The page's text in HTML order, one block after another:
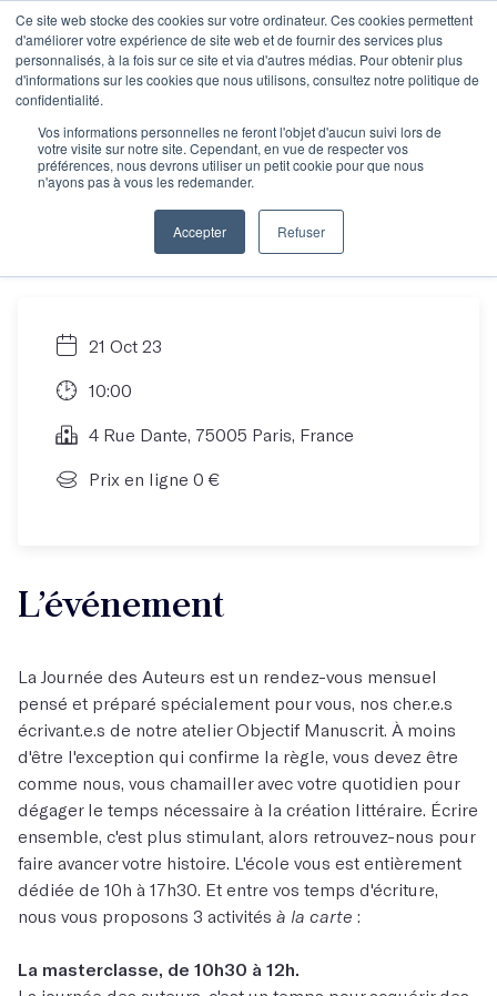
Ce site web stocke des cookies sur votre ordinateur. Ces cookies permettent
d'améliorer votre expérience de site web et de fournir des services plus
personnalisés, à la fois sur ce site et via d'autres médias. Pour obtenir plus
d'informations sur les cookies que nous utilisons, consultez notre politique de
confidentialité.
Vos informations personnelles ne feront l'objet d'aucun suivi lors de
votre visite sur notre site. Cependant, en vue de respecter vos
préférences, nous devrons utiliser un petit cookie pour que nous
n'ayons pas à vous les redemander.
Accepter Refuser
La journée des
auteurs d'Objectif
Manuscrit
21 Oct 23
10:00
4 Rue Dante, 75005 Paris, France
Prix en ligne 0 €
L’événement
La Journée des Auteurs est un rendez-vous mensuel
pensé et préparé spécialement pour vous, nos cher.e.s
écrivant.e.s de notre atelier Objectif Manuscrit. À moins
d'être l'exception qui confirme la règle, vous devez être
comme nous, vous chamailler avec votre quotidien pour
dégager le temps nécessaire à la création littéraire. Écrire
ensemble, c'est plus stimulant, alors retrouvez-nous pour
faire avancer votre histoire. L'école vous est entièrement
dédiée de 10h à 17h30. Et entre vos temps d'écriture,
nous vous proposons 3 activités à la carte :
La masterclasse, de 10h30 à 12h.